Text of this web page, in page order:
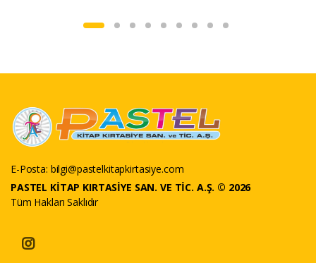
E-Posta: bilgi@pastelkitapkirtasiye.com
PASTEL KİTAP KIRTASİYE SAN. VE TİC. A.Ş. © 2026
Tüm Hakları Saklıdır